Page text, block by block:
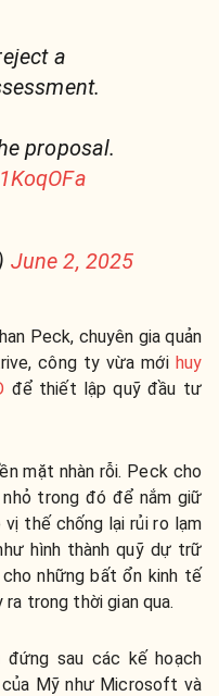
a
proposal.
June 2, 2025
Peck, chuyên gia quản
công ty vừa mớihuy
để thiết lập quỹ đầu tư
mặt nhàn rỗi. Peck cho
trong đó để nắm giữ
thế chống lại rủi ro lạm
hình thành quỹ dự trữ
những bất ổn kinh tế
trong thời gian qua.
đứng sau các kế hoạch
Mỹ như Microsoft và